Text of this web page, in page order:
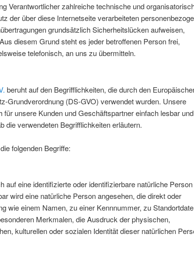
Verantwortlicher zahlreiche technische und
der über diese Internetseite verarbeiteten
grundsätzlich Sicherheitslücken aufweisen,
diesem Grund steht es jeder betroffenen Person frei,
telefonisch, an uns zu übermitteln.
beruht auf den Begrifflichkeiten, die durch den
Grundverordnung (DS-GVO) verwendet wurden. Unsere
unsere Kunden und Geschäftspartner einfach lesbar und
verwendeten Begrifflichkeiten erläutern.
folgenden Begriffe:
auf eine identifizierte oder identifizierbare natürliche
wird eine natürliche Person angesehen, die direkt oder
wie einem Namen, zu einer Kennnummer, zu
Merkmalen, die Ausdruck der physischen,
kulturellen oder sozialen Identität dieser natürlichen